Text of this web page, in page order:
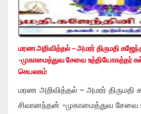
மரண அறிவித்தல் – அமரர் திருமதி
-முகாமைத்துவ சேவை உத்தியோகத்தர்
செயலகம்
மரண அறிவித்தல் – அமரர் திருமதி
சிவானந்தன் -முகாமைத்துவ சேவை